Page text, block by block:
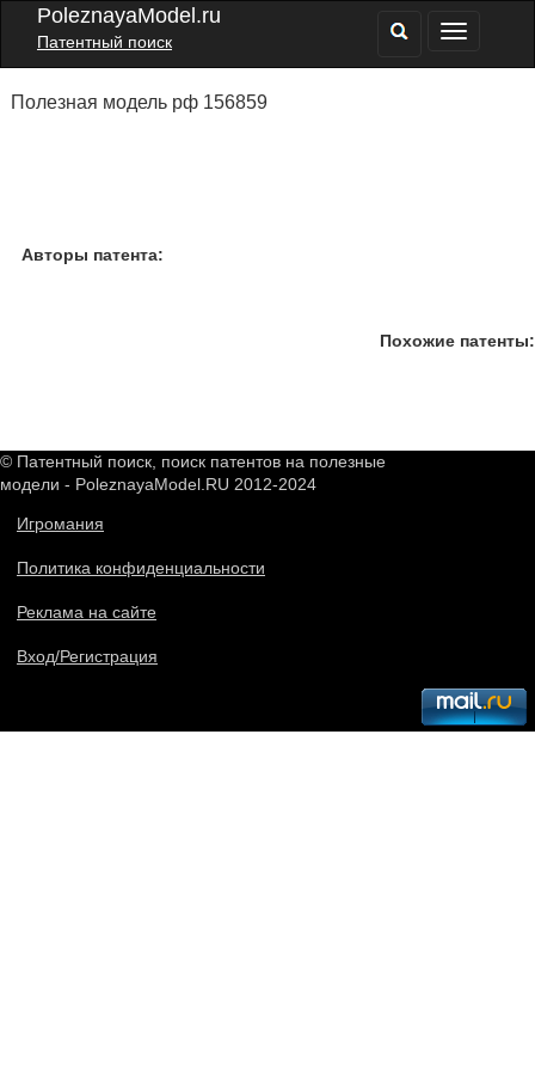
PoleznayaModel.ru
Патентный поиск
Полезная модель рф 156859
Авторы патента:
Похожие патенты:
© Патентный поиск, поиск патентов на полезные
модели - PoleznayaModel.RU 2012-2024
Игромания
Политика конфиденциальности
Реклама на сайте
Вход/Регистрация